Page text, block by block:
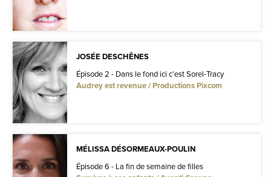
JOSÉE DESCHÊNES
Épisode 2 - Dans le fond ici c’est Sorel-Tracy
Audrey est revenue / Productions Pixcom
MÉLISSA DÉSORMEAUX-POULIN
Épisode 6 - La fin de semaine de filles